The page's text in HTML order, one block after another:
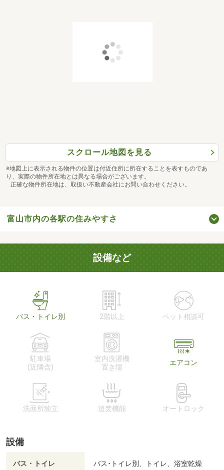
スクロール地図を見る
※地図上に表示される物件の位置は付近住所に所在することを表すものであ
り、実際の物件所在地とは異なる場合がございます。
正確な物件所在地は、取扱い不動産会社にお問い合わせください。
富山市内の各駅の住みやすさ
設備など
バス・トイレ別 2階以上 ペット相談可
駐車場
(近隣含)
室内洗濯機
置き場
エアコン
洗面所独立 追焚機能 オートロック
設備
バス・トイレ
バス･トイレ別、トイレ、浴室乾燥